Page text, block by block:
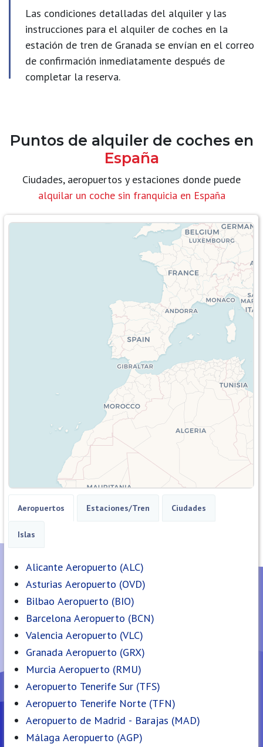
Las condiciones detalladas del alquiler y las
instrucciones para el alquiler de coches en la
estación de tren de Granada se envían en el correo
de confirmación inmediatamente después de
completar la reserva.
Puntos de alquiler de coches en
España
Ciudades, aeropuertos y estaciones donde puede
alquilar un coche sin franquicia en España
Aeropuertos Estaciones/Tren Ciudades
Islas
Alicante Aeropuerto (ALC)
Asturias Aeropuerto (OVD)
Bilbao Aeropuerto (BIO)
Barcelona Aeropuerto (BCN)
Valencia Aeropuerto (VLC)
Granada Aeropuerto (GRX)
Murcia Aeropuerto (RMU)
Aeropuerto Tenerife Sur (TFS)
Aeropuerto Tenerife Norte (TFN)
Aeropuerto de Madrid - Barajas (MAD)
Málaga Aeropuerto (AGP)